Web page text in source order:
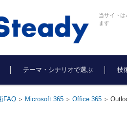
当サイト
ます
テーマ・シナリオで選ぶ 技
FAQ> Microsoft 365> Office 365>